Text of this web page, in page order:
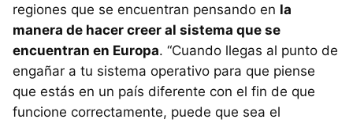
regiones que se encuentran pensando en la
manera de hacer creer al sistema que se
encuentran en Europa. “Cuando llegas al punto de
engañar a tu sistema operativo para que piense
que estás en un país diferente con el fin de que
funcione correctamente, puede que sea el